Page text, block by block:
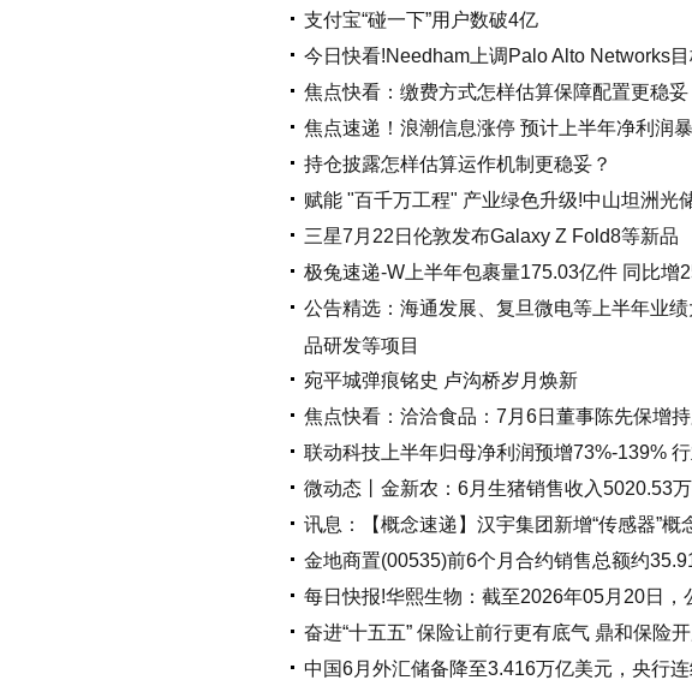
支付宝“碰一下”用户数破4亿
今日快看!Needham上调Palo Alto Networks
焦点快看：缴费方式怎样估算保障配置更稳妥
焦点速递！浪潮信息涨停 预计上半年净利润
持仓披露怎样估算运作机制更稳妥？
赋能 "百千万工程" 产业绿色升级!中山坦洲光
三星7月22日伦敦发布Galaxy Z Fold8等新品
极兔速递-W上半年包裹量175.03亿件 同比增
公告精选：海通发展、复旦微电等上半年业
品研发等项目
宛平城弹痕铭史 卢沟桥岁月焕新
焦点快看：洽洽食品：7月6日董事陈先保增
联动科技上半年归母净利润预增73%-139%
微动态丨金新农：6月生猪销售收入5020.53
讯息：【概念速递】汉宇集团新增“传感器”概
金地商置(00535)前6个月合约销售总额约
每日快报!华熙生物：截至2026年05月20日，
奋进“十五五” 保险让前行更有底气 鼎和保险
中国6月外汇储备降至3.416万亿美元，央行